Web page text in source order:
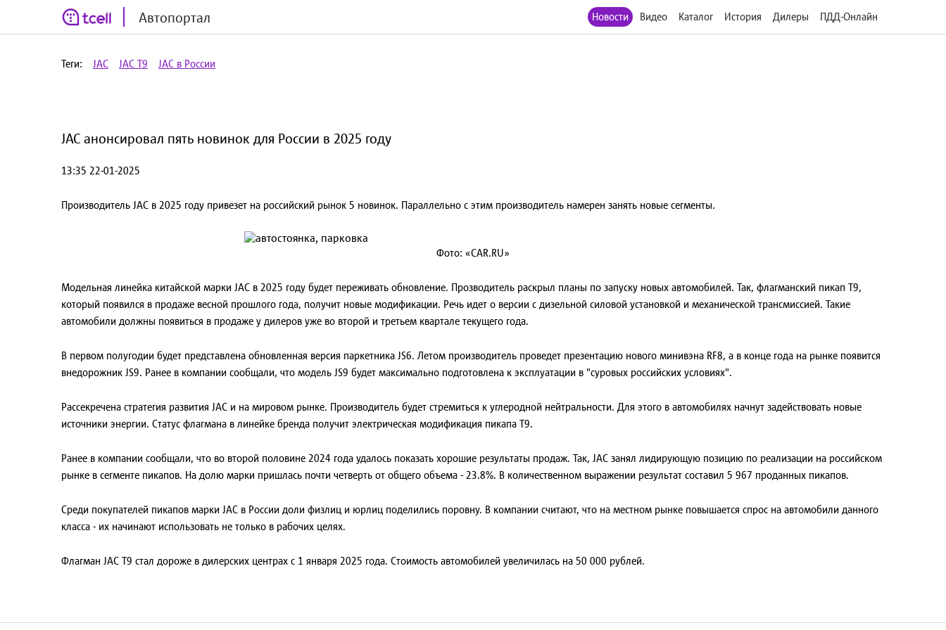
Автопортал Новости Видео Каталог История Дилеры ПДД-Онлайн
Теги: JAC JAC T9 JAC в России
JAC анонсировал пять новинок для России в 2025 году
13:35 22-01-2025
Производитель JAC в 2025 году привезет на российский рынок 5 новинок. Параллельно с этим производитель намерен занять новые сегменты.
Фото: «CAR.RU»
Модельная линейка китайской марки JAC в 2025 году будет переживать обновление. Прозводитель раскрыл планы по запуску новых автомобилей. Так, флагманский пикап T9,
который появился в продаже весной прошлого года, получит новые модификации. Речь идет о версии с дизельной силовой установкой и механической трансмиссией. Такие
автомобили должны появиться в продаже у дилеров уже во второй и третьем квартале текущего года.
В первом полугодии будет представлена обновленная версия паркетника JS6. Летом производитель проведет презентацию нового минивэна RF8, а в конце года на рынке появится
внедорожник JS9. Ранее в компании сообщали, что модель JS9 будет максимально подготовлена к эксплуатации в "суровых российских условиях".
Рассекречена стратегия развития JAC и на мировом рынке. Производитель будет стремиться к углеродной нейтральности. Для этого в автомобилях начнут задействовать новые
источники энергии. Статус флагмана в линейке бренда получит электрическая модификация пикапа T9.
Ранее в компании сообщали, что во второй половине 2024 года удалось показать хорошие результаты продаж. Так, JAC занял лидирующую позицию по реализации на российском
рынке в сегменте пикапов. На долю марки пришлась почти четверть от общего объема - 23.8%. В количественном выражении результат составил 5 967 проданных пикапов.
Среди покупателей пикапов марки JAC в России доли физлиц и юрлиц поделились поровну. В компании считают, что на местном рынке повышается спрос на автомобили данного
класса - их начинают использовать не только в рабочих целях.
Флагман JAC T9 стал дороже в дилерских центрах с 1 января 2025 года. Стоимость автомобилей увеличилась на 50 000 рублей.